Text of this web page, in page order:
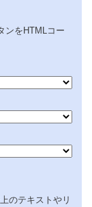
ンをHTMLコー
のテキストやリ